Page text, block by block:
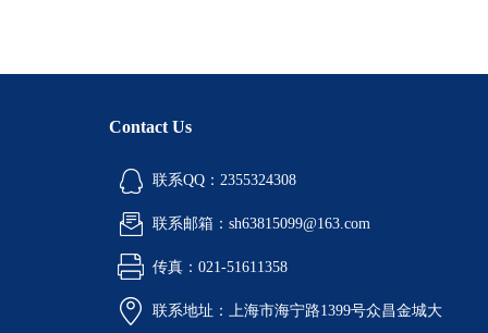
Contact Us
联系QQ：2355324308
联系邮箱：sh63815099@163.com
传真：021-51611358
联系地址：上海市海宁路1399号众昌金城大